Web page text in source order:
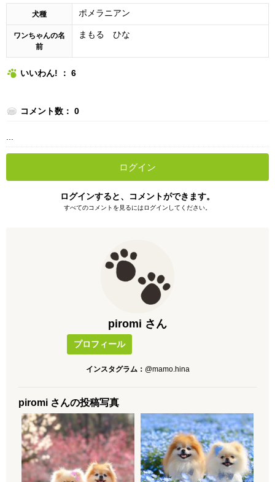
犬種 ポメラニアン
ワンちゃんの名
前
まもる ひな
いいわん! ： 6
コメント数： 0
ログイン
ログインすると、コメントができます。
すべてのコメントを見るにはログインしてください。
piromi さん
プロフィール
インスタグラム： @mamo.hina
piromi さんの投稿写真